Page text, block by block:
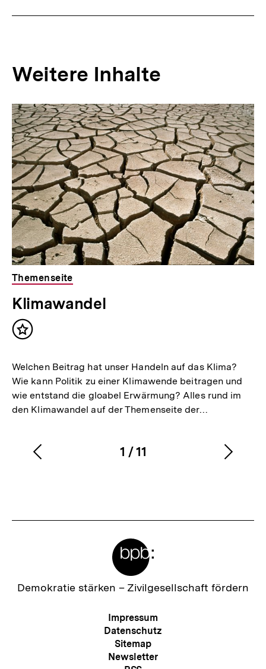
r
I
n
h
a
l
t
:
Weitere Inhalte
Inhaltskarousell
für
weitere
Inhalte
Inhaltskarussell
überspringen
Themenseite
Klimawandel
Inhalt
Welchen Beitrag hat unser Handeln auf das Klima?
Wie kann Politik zu einer Klimawende beitragen und
wie entstand die gloabel Erwärmung? Alles rund im
den Klimawandel auf der Themenseite der…
Karussellinhalt
1
von
/11
Vorherigen
Zur
Demokratie stärken – Zivilgesellschaft fördern
Meta-
Navigation
Impressum
Datenschutz
Sitemap
Newsletter